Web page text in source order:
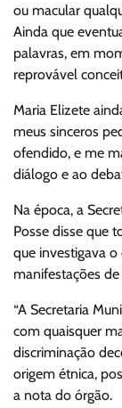
ou macular
Ainda que
palavras, em
reprovável
Maria Elizete
meus sinceros
ofendido, e me
diálogo e ao
Na época, a
Posse disse que
que investigava
manifestações
“A Secretaria
com quaisquer
discriminação
origem étnica,
a nota do órgão.